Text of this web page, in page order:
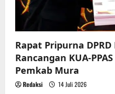
Rapat Pripurna
Rancangan KUA-
Pemkab Mura
Redaksi 14 Juli 2026